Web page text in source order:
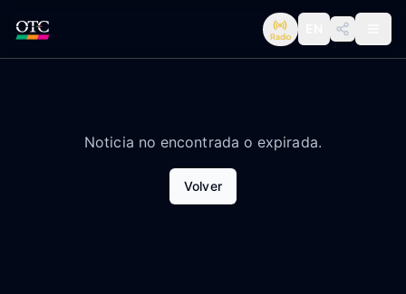
Radio
Noticia no encontrada o expirada.
Volver